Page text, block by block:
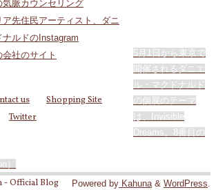
気脈カウンセリング
ア先住民アーティスト、ダニ
ナルドのInstagram
社のサイト
us
Shopping Site
Twitter
5月1日から東京で
開催されるダニエ
ル・マクドナルド
の個展のテーマ
は、Invisible
Dreams。8番目の
）
Powered by Kahuna& WordPress.
- Official Blog